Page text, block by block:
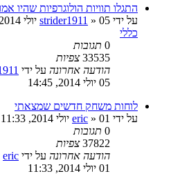
התגלו תוויות הולוגרפיות שהיו
על ידי
strider1911 » 05 יולי 2014, 14:45
כללי
0 תגובות
33535 צפיות
הודעה אחרונה על ידי
05 יולי 2014, 14:45
לוחות משחק חדשים שמצאתי
על ידי
eric » 01 יולי 2014, 11:33
0 תגובות
37822 צפיות
הודעה אחרונה על ידי eric
01 יולי 2014, 11:33